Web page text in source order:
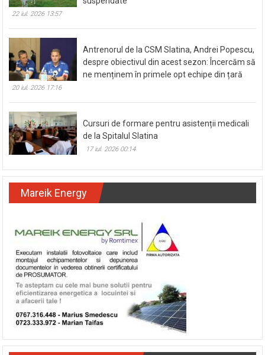
22 iul. 2026 13:57
Antrenorul de la CSM Slatina, Andrei Popescu,
despre obiectivul din acest sezon: Încercăm să
ne menținem în primele opt echipe din țară
20 iul. 2026 17:16
Cursuri de formare pentru asistenții medicali
de la Spitalul Slatina
17 iul. 2026 00:14
Mareik Energy